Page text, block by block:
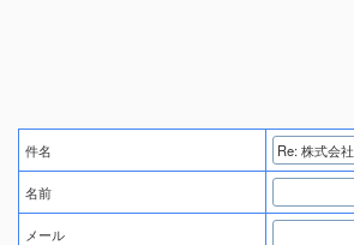
件名
名前
メール